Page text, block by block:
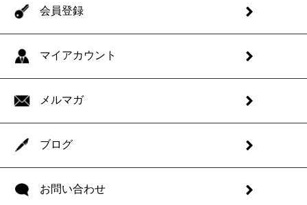
会員登録
マイアカウント
メルマガ
ブログ
お問い合わせ